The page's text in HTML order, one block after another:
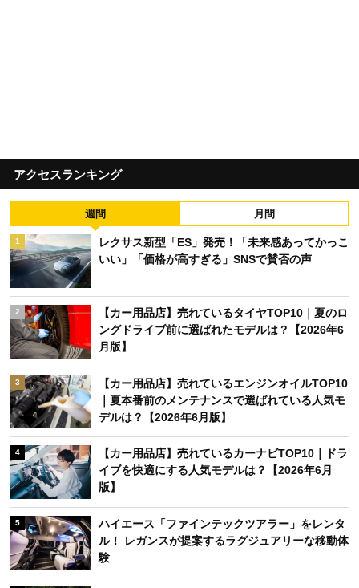
アクセスランキング
週間 月間
1
レクサス新型「ES」発売！「未来感あってかっこ
いい」「価格が高すぎる」SNSで賛否の声
2
【カー用品店】売れているタイヤTOP10｜夏のロ
ングドライブ前に選ばれたモデルは？【2026年6
月版】
3
【カー用品店】売れているエンジンオイルTOP10
｜夏本番前のメンテナンスで選ばれている人気モ
デルは？【2026年6月版】
4
【カー用品店】売れているカーナビTOP10｜ドラ
イブを快適にする人気モデルは？【2026年6月
版】
5
ハイエース「ファインテックツアラー」をレンタ
ル！ レガンスが提案するラグジュアリーな移動体
験